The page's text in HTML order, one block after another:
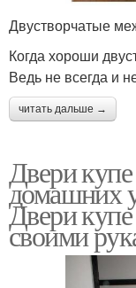
Двустворчатые
Когда хороши
Ведь не всегда и
читать дальше →
Двери
домашних
Двери
своими